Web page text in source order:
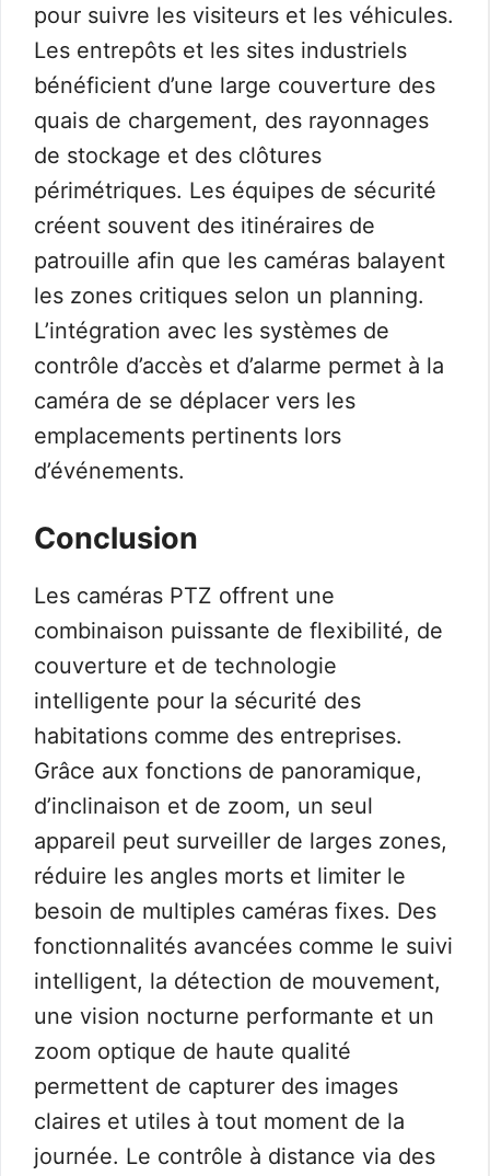
pour suivre les visiteurs et les véhicules.
Les entrepôts et les sites industriels
bénéficient d’une large couverture des
quais de chargement, des rayonnages
de stockage et des clôtures
périmétriques. Les équipes de sécurité
créent souvent des itinéraires de
patrouille afin que les caméras balayent
les zones critiques selon un planning.
L’intégration avec les systèmes de
contrôle d’accès et d’alarme permet à la
caméra de se déplacer vers les
emplacements pertinents lors
d’événements.
Conclusion
Les caméras PTZ offrent une
combinaison puissante de flexibilité, de
couverture et de technologie
intelligente pour la sécurité des
habitations comme des entreprises.
Grâce aux fonctions de panoramique,
d’inclinaison et de zoom, un seul
appareil peut surveiller de larges zones,
réduire les angles morts et limiter le
besoin de multiples caméras fixes. Des
fonctionnalités avancées comme le suivi
intelligent, la détection de mouvement,
une vision nocturne performante et un
zoom optique de haute qualité
permettent de capturer des images
claires et utiles à tout moment de la
journée. Le contrôle à distance via des